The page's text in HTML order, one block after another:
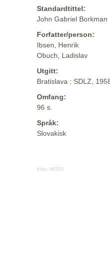
Standardtittel:
John Gabriel Borkman
Forfatter/person:
Ibsen, Henrik
Obuch, Ladislav
Utgitt:
Bratislava : SDLZ,
Omfang:
96 s.
Språk:
Slovakisk
Kilde: MODS